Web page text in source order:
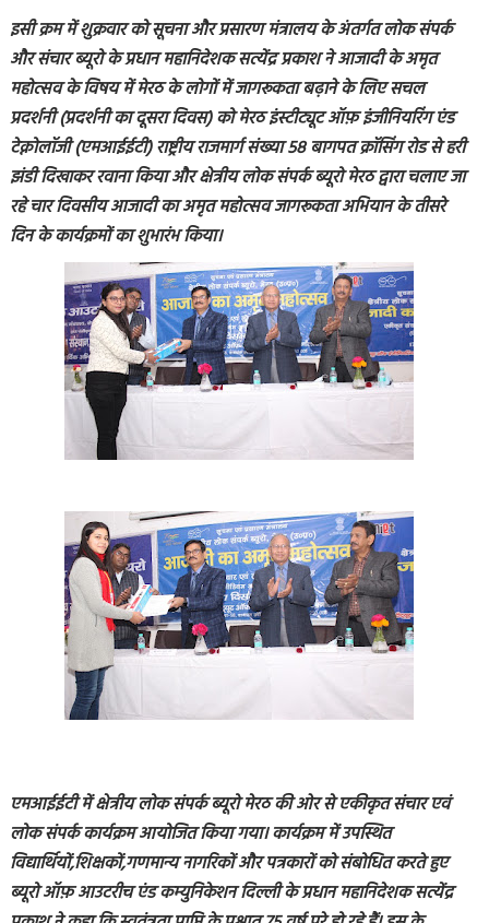
इसी क्रम में शुक्रवार को सूचना और प्रसारण मंत्रालय के अंतर्गत लोक संपर्क
और संचार ब्यूरो के प्रधान महानिदेशक सत्येंद्र प्रकाश ने आजादी के अमृत
महोत्सव के विषय में मेरठ के लोगों में जागरूकता बढ़ाने के लिए सचल
प्रदर्शनी (प्रदर्शनी का दूसरा दिवस) को मेरठ इंस्टीट्यूट ऑफ़ इंजीनियरिंग एंड
टेक्नोलॉजी (एमआईईटी) राष्ट्रीय राजमार्ग संख्या 58 बागपत क्रॉसिंग रोड से हरी
झंडी दिखाकर रवाना किया और क्षेत्रीय लोक संपर्क ब्यूरो मेरठ द्वारा चलाए जा
रहे चार दिवसीय आजादी का अमृत महोत्सव जागरूकता अभियान के तीसरे
दिन के कार्यक्रमों का शुभारंभ किया।
एमआईईटी में क्षेत्रीय लोक संपर्क ब्यूरो मेरठ की ओर से एकीकृत संचार एवं
लोक संपर्क कार्यक्रम आयोजित किया गया। कार्यक्रम में उपस्थित
विद्यार्थियों,शिक्षकों,गणमान्य नागरिकों और पत्रकारों को संबोधित करते हुए
ब्यूरो ऑफ़ आउटरीच एंड कम्युनिकेशन दिल्ली के प्रधान महानिदेशक सत्येंद्र